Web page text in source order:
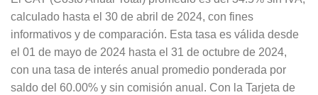
calculado hasta el 30 de abril de 2024, con fines
informativos y de comparación. Esta tasa es válida desde
el 01 de mayo de 2024 hasta el 31 de octubre de 2024,
con una tasa de interés anual promedio ponderada por
saldo del 60.00% y sin comisión anual. Con la Tarjeta de